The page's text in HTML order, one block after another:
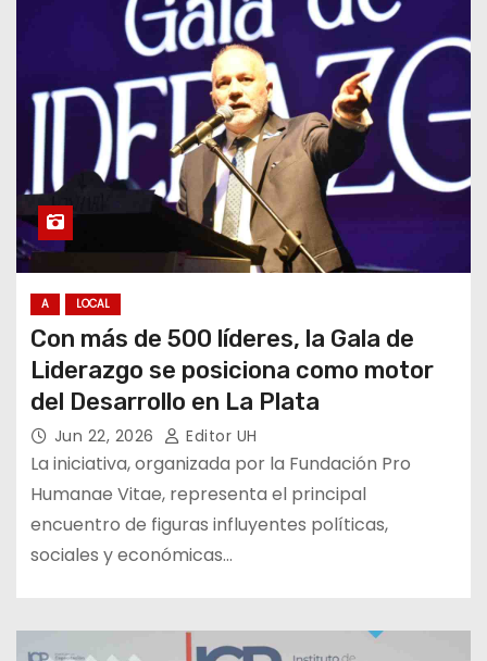
A LOCAL
Con más de 500 líderes, la Gala de
Liderazgo se posiciona como motor
del Desarrollo en La Plata
Jun 22, 2026 Editor UH
La iniciativa, organizada por la Fundación Pro
Humanae Vitae, representa el principal
encuentro de figuras influyentes políticas,
sociales y económicas…